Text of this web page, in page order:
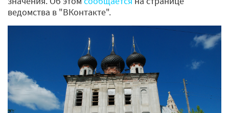
ведомства в "ВКонтакте".